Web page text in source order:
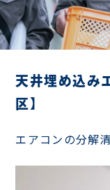
天井埋め込み
区】
エアコンの分解清